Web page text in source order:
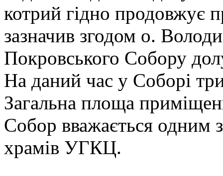
котрий гідно продовжує
зазначив згодом о.
Покровського Собору
На даний час у Соборі
Загальна площа
Собор вважається одним
храмів УГКЦ.